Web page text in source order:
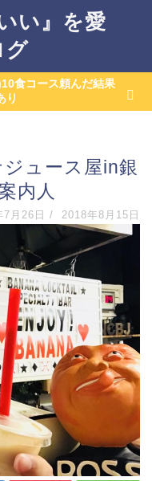
い』を愛
グ
食コース頼んだ結果
り
ュース屋in銀
内人
7月26日 / 2018年8月15日